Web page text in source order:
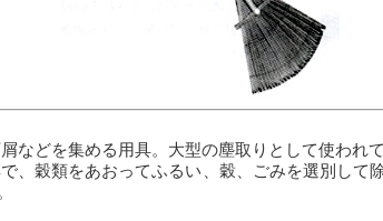
どを集める用具。大型の塵取りとして使われて
、穀類をあおってふるい、穀、ごみを選別して